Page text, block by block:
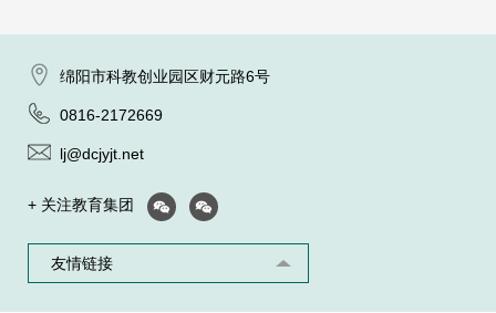
绵阳市科教创业园区财元路6号
0816-2172669
lj@dcjyjt.net
+ 关注教育集团
友情链接